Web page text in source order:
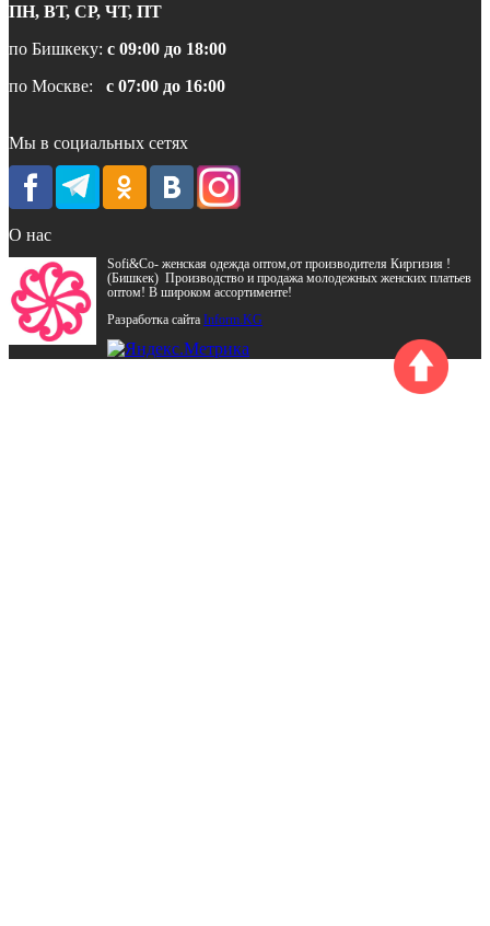
ПН, ВТ, СР, ЧТ, ПТ
по Бишкеку: с 09:00 до 18:00
по Москве: с 07:00 до 16:00
Мы в социальных сетях
О нас
Sofi&Co- женская одежда оптом,от производителя Киргизия !
(Бишкек) Производство и продажа молодежных женских платьев
оптом! В широком ассортименте!
Разработка сайта Inform.KG